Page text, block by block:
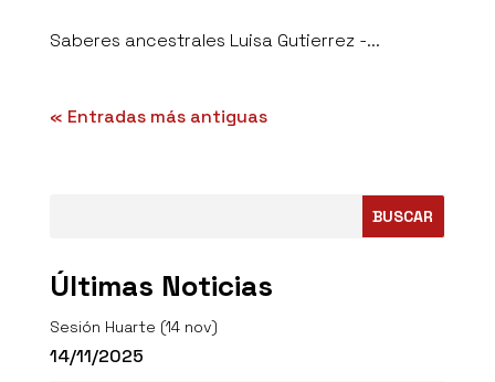
Saberes ancestrales Luisa Gutierrez -...
« Entradas más antiguas
BUSCAR
Últimas Noticias
Sesión Huarte (14 nov)
14/11/2025